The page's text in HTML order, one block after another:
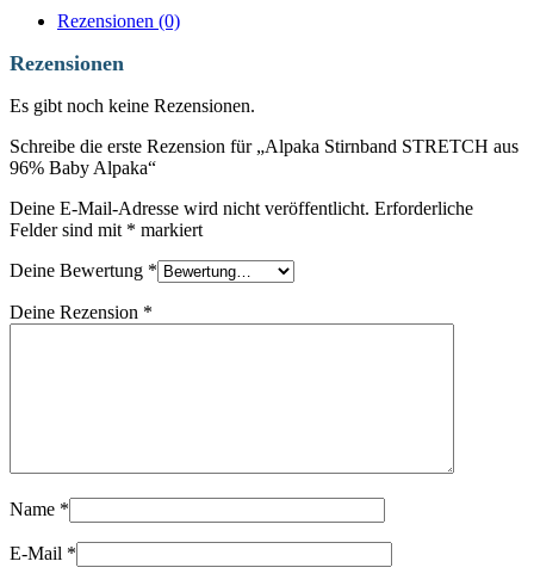
Rezensionen (0)
Rezensionen
Es gibt noch keine Rezensionen.
Schreibe die erste Rezension für „Alpaka Stirnband STRETCH aus
96% Baby Alpaka“
Deine E-Mail-Adresse wird nicht veröffentlicht. Erforderliche
Felder sind mit * markiert
Deine Bewertung *
Deine Rezension *
Name *
E-Mail *